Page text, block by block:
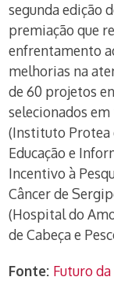
segunda edição
premiação que
enfrentamento
melhorias na
de 60 projetos
selecionados
(Instituto Protea
Educação e
Incentivo à
Câncer de
(Hospital do
de Cabeça e
Fonte: Futuro da